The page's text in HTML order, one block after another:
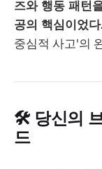
즈와 행동 패턴
공의 핵심이었
중심적 사고'의
🛠️ 당신의
드